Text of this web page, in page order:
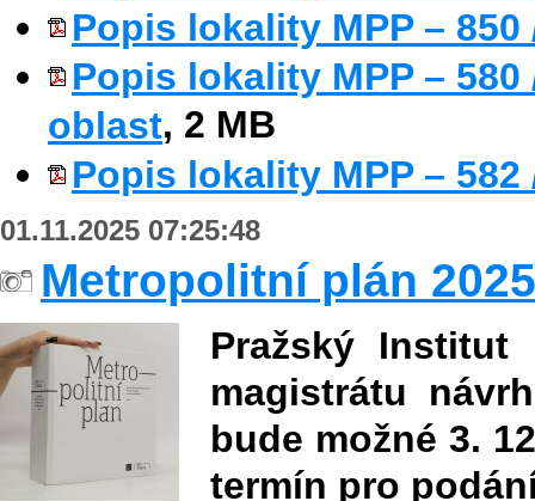
Popis lokality MPP –
Popis lokality MPP –
oblast, 2 MB
Popis lokality MPP – 582
01.11.2025 07:25:48
Metropolitní plán
Pražský Institut
magistrátu
bude možné 3.
termín pro